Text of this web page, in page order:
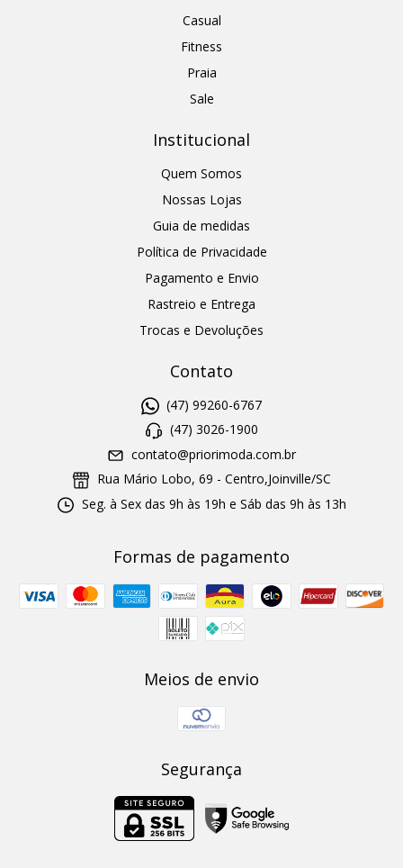
Casual
Fitness
Praia
Sale
Institucional
Quem Somos
Nossas Lojas
Guia de medidas
Política de Privacidade
Pagamento e Envio
Rastreio e Entrega
Trocas e Devoluções
Contato
(47) 99260-6767
(47) 3026-1900
contato@priorimoda.com.br
Rua Mário Lobo, 69 - Centro,Joinville/SC
Seg. à Sex das 9h às 19h e Sáb das 9h às 13h
Formas de pagamento
Meios de envio
Segurança